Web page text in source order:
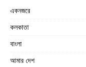
একনজরে
কলকাতা
বাংলা
আমার দেশ